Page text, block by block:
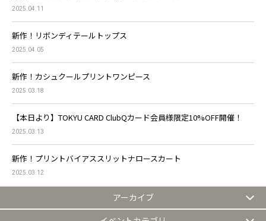
2025.04.11
新作！リボンディテールトップス
2025.04.05
新作！カシュクールプリントワンピース
2025.03.18
【本日より】TOKYU CARD ClubQカード会員様限定10%OFF開催！
2025.03.13
新作！プリントバイアススリットナロースカート
2025.03.12
アーカイブ